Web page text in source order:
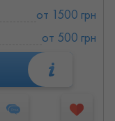
от 1500 грн
от 500 грн